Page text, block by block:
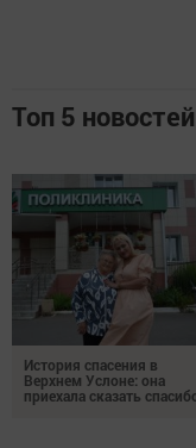
Топ 5 новостей
История спасения в
Верхнем Услоне: она
приехала сказать